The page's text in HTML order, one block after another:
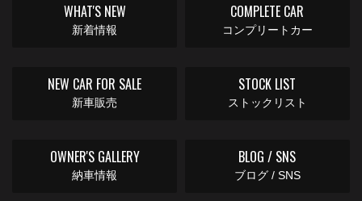
WHAT'S NEW
新着情報
COMPLETE CAR
コンプリートカー
NEW CAR FOR SALE
新車販売
STOCK LIST
ストックリスト
OWNER'S GALLERY
納車情報
BLOG / SNS
ブログ / SNS